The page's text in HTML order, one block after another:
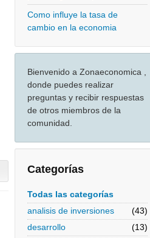
Como influye la tasa de
cambio en la economia
Bienvenido a Zonaeconomica ,
donde puedes realizar
preguntas y recibir respuestas
de otros miembros de la
comunidad.
Categorías
Todas las categorías
analisis de inversiones
(43)
desarrollo
(13)